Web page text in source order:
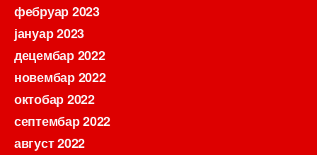
фебруар 2023
јануар 2023
децембар 2022
новембар 2022
октобар 2022
септембар 2022
август 2022